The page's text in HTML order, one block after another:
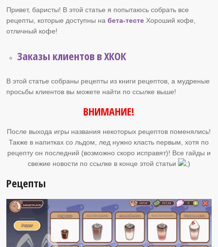
Привет, баристы! В этой статье я попытаюсь собрать все
рецепты, которые доступны набета-тесте Хороший кофе
отличный кофе!
Заказы клиентов в ХКОК
В этой статье собраны рецепты из книги рецептов, а мудреные
просьбы клиентов вы можете найти по ссылке выше!
ВНИМАНИЕ!
После выхода игры названия некоторых рецептов поменялись!
Также в напитках со льдом, лед нужно класть первым, хотя по
рецепту он последний (возможно скоро исправят)! Все гайды и
свежие новости по ссылке в конце этой статьи
Рецепты